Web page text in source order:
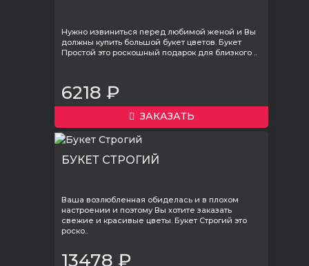
Нужно извиниться перед любимой женой и Вы
должны купить большой букет цветов. Букет
Простой это роскошный подарок для близкого ..
6218 ₽
ЗАКАЗАТЬ
БУКЕТ СТРОГИЙ
Ваша возлюбленная обиделась и в плохом
настроении и поэтому Вы хотите заказать
свежие и красивые цветы. Букет Строгий это
роско..
13478 ₽